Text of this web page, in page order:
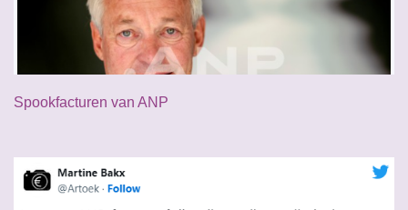
Spookfacturen van ANP